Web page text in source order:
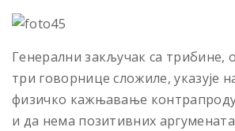
Генерални закључак са трибине,
три говорнице сложиле, указује
физичко кажњавање
и да нема позитивних